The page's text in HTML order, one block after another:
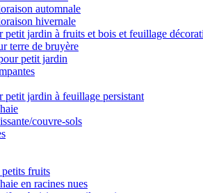
automnale
hivernale
petit jardin à fruits et bois et feuillage
terre de bruyère
petit jardin
petit jardin à feuillage persistant
couvre-sols
fruits
en racines nues